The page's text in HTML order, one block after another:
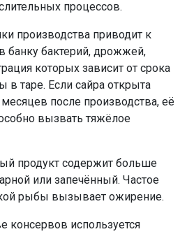
процессов.
производства приводит к
банку бактерий, дрожжей,
которых зависит от срока
таре. Если сайра открыта
после производства, её
вызвать тяжёлое
продукт содержит больше
или запечённый. Частое
рыбы вызывает ожирение.
консервов используется